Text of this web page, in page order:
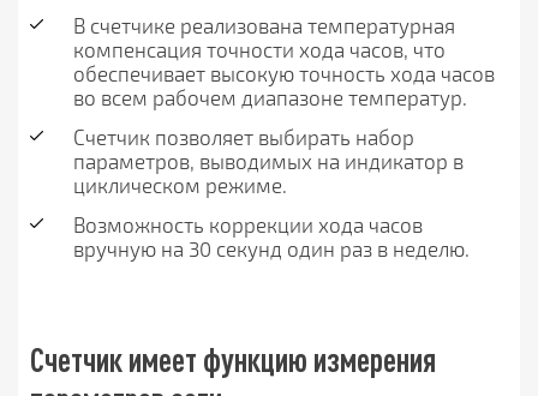
В счетчике реализована температурная
компенсация точности хода часов, что
обеспечивает высокую точность хода часов
во всем рабочем диапазоне температур.
Счетчик позволяет выбирать набор
параметров, выводимых на индикатор в
циклическом режиме.
Возможность коррекции хода часов
вручную на 30 секунд один раз в неделю.
Счетчик имеет функцию измерения